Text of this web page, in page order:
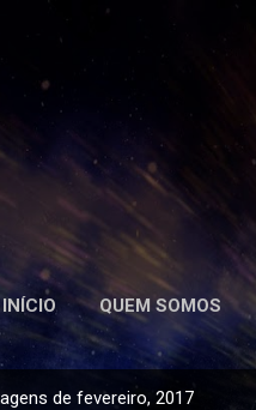
INÍCIO QUEM SOMOS
de fevereiro, 2017